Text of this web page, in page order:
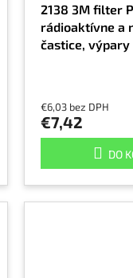
2138 3M filter
rádioaktívne a
častice, výpary
€6,03 bez DPH
€7,42
DO